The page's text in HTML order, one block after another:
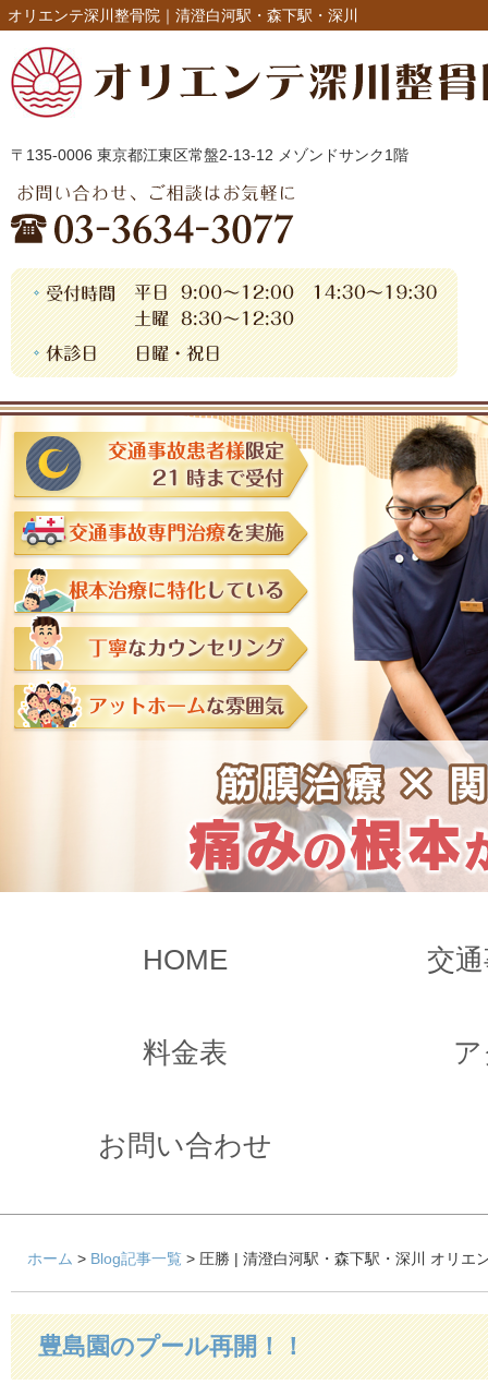
オリエンテ深川整骨院｜清澄白河駅・森下駅・深川
〒135-0006 東京都江東区常盤2-13-12 メゾンドサンク1階
HOME 交
料金表
お問い合わせ
ホーム > Blog記事一覧 > 圧勝 | 清澄白河駅・森下駅・深川 オリエ
豊島園のプール再開！！